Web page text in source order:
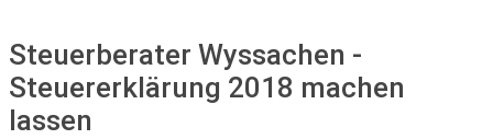
Steuerberater Wyssachen -
Steuererklärung 2018 machen
lassen